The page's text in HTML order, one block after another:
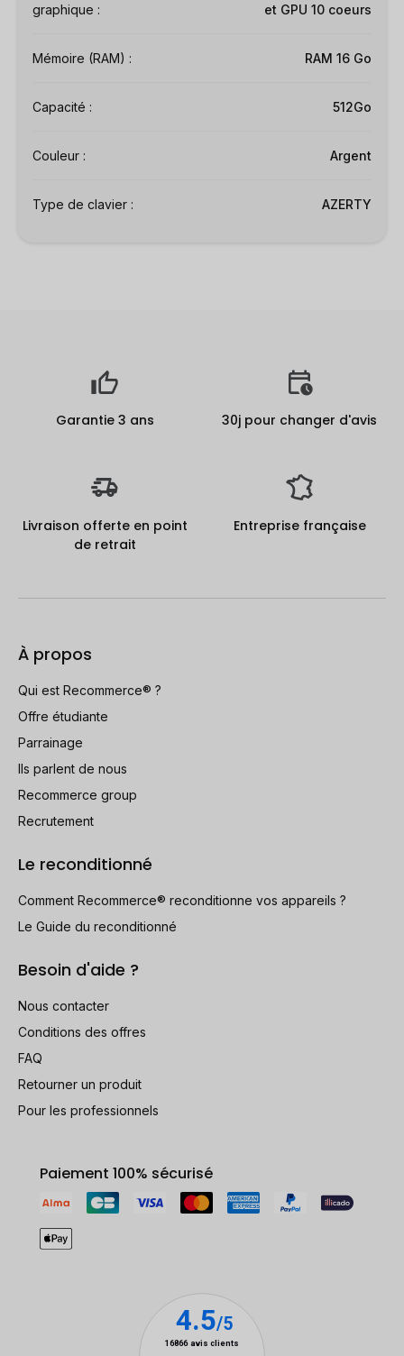
graphique :
et GPU 10 coeurs
Mémoire (RAM) : RAM 16 Go
Capacité : 512Go
Couleur : Argent
Type de clavier : AZERTY
Garantie 3 ans 30j pour changer d'avis
Livraison offerte en point
de retrait
Entreprise française
À propos
Qui est Recommerce® ?
Offre étudiante
Parrainage
Ils parlent de nous
Recommerce group
Recrutement
Le reconditionné
Comment Recommerce® reconditionne vos appareils ?
Le Guide du reconditionné
Besoin d'aide ?
Nous contacter
Conditions des offres
FAQ
Retourner un produit
Pour les professionnels
Paiement 100% sécurisé